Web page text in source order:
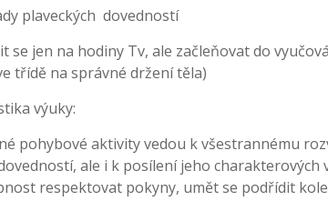
plaveckých dovedností
se jen na hodiny Tv, ale začleňovat do
třídě na správné držení těla)
výuky:
pohybové aktivity vedou k všestrannému
ale i k posílení jeho
respektovat pokyny, umět se podřídit